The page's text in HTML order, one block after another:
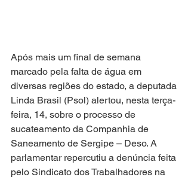
Após mais um final de semana
marcado pela falta de água em
diversas regiões do estado, a deputada
Linda Brasil (Psol) alertou, nesta terça-
feira, 14, sobre o processo de
sucateamento da Companhia de
Saneamento de Sergipe – Deso. A
parlamentar repercutiu a denúncia feita
pelo Sindicato dos Trabalhadores na